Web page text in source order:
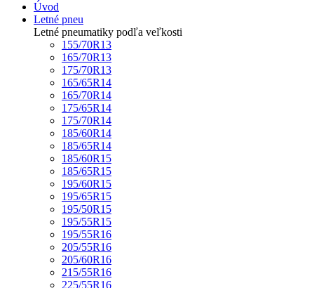
Úvod
Letné pneu
Letné pneumatiky podľa veľkosti
155/70R13
165/70R13
175/70R13
165/65R14
165/70R14
175/65R14
175/70R14
185/60R14
185/65R14
185/60R15
185/65R15
195/60R15
195/65R15
195/50R15
195/55R15
195/55R16
205/55R16
205/60R16
215/55R16
225/55R16